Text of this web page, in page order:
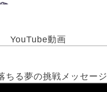
YouTube動画
ちる夢の挑戦メッセージ